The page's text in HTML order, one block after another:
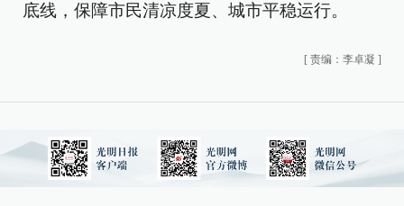
底线，保障市民清凉度夏、城市平稳运行。
[ 责编：李卓凝 ]